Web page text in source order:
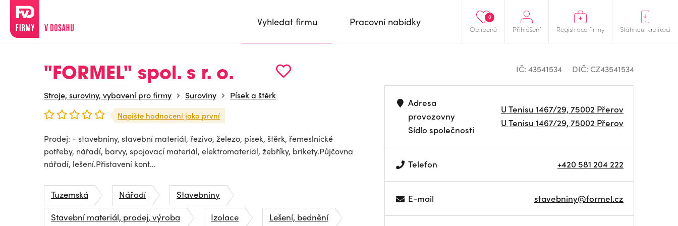
Oblíbené
0
Přihlášení Registrace firmy Stáhnout aplikaci
Vyhledat firmu Pracovní nabídky
"FORMEL" spol. s r. o.
Stroje, suroviny, vybavení pro firmy Suroviny Písek a štěrk
Napište hodnocení jako první
Prodej: - stavebniny, stavební materiál, řezivo, železo, písek, štěrk, řemeslnické
potřeby, nářadí, barvy, spojovací materiál, elektromateriál, žebříky, brikety.Půjčovna
nářadí, lešení.Přistavení kont...
Tuzemská Nářadí
Stavebniny
Stavební materiál, prodej, výroba
Izolace
Lešení, bednění
IČ: 43541534 DIČ: CZ43541534
Adresa
provozovny
Sídlo společnosti
U Tenisu 1467/29, 75002 Přerov
U Tenisu 1467/29, 75002 Přerov
Telefon +420 581 204 222
E-mail stavebniny@formel.cz